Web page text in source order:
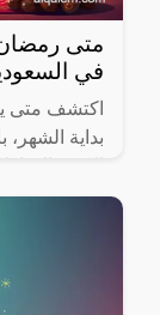
في
بداية الشهر،